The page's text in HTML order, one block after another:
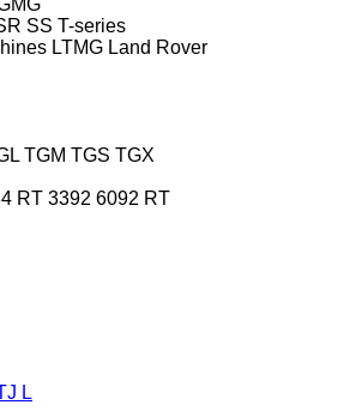
SS T-series
LTMG Land Rover
TGM TGS TGX
RT 3392 6092 RT
L